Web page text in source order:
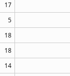
17
5
18
18
14